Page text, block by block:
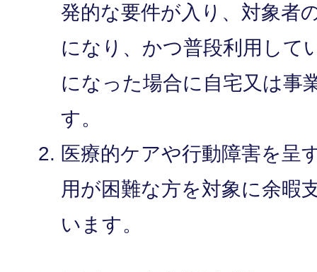
発的な要件が入り、対象者
になり、かつ普段利用して
になった場合に自宅又は事
す。
医療的ケアや行動障害を呈
用が困難な方を対象に余暇
います。